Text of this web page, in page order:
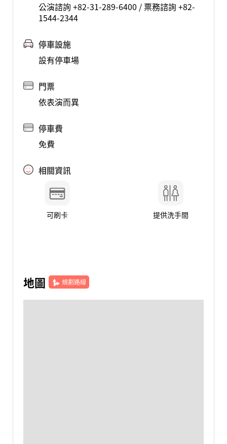
公演諮詢 +82-31-289-6400 / 票務諮詢 +82-
1544-2344
停車設施
設有停車場
門票
依表演而異
停車費
免費
相關資訊
可刷卡 提供洗手間
地圖 規劃路線